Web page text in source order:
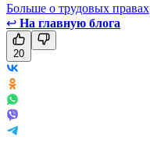
Больше о трудовых правах
↩ На главную блога
20